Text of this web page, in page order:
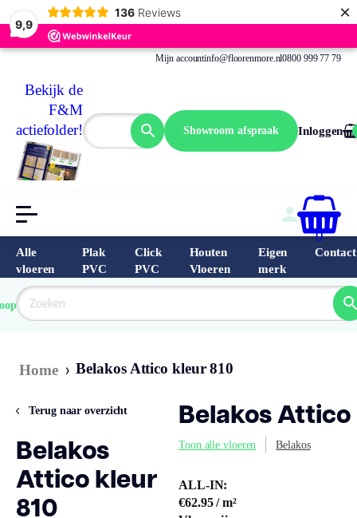
9,9
136 Reviews ×
Mijn accountinfo@floorenmore.nl0800 999 77 79
Bekijk de
F&M
actiefolder!
Showroom afspraak Inloggen
0
Alle
vloeren
Plak
PVC
Click
PVC
Houten
Vloeren
Eigen
merk
Contact
van
Home › Belakos Attico kleur 810
Terug naar overzicht
Belakos
Attico kleur
810
Belakos
Toon alle vloeren Belakos
ALL-IN:
€62.95 / m²